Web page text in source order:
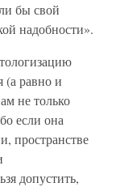
бы свой
надобности».
(а равно и
не только
если она
пространстве
допустить,